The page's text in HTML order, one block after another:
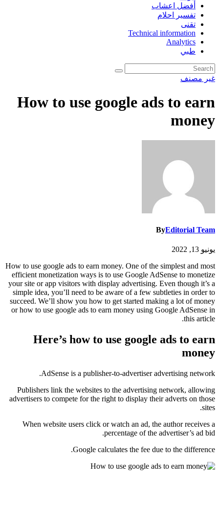
أفضل اعشاب
تفسير احلام
تقنى
Technical information
Analytics
طبي
غير مصنف
How to use google ads to earn
money
ByEditorial Team
يونيو 13, 2022
How to use google ads to earn money. One of the simplest and most
efficient monetization ways is to use Google AdSense to monetize
your site or app visitors with display advertising. Even though it’s a
simple idea, you’ll need to be aware of a few subtleties in order to
succeed. We’ll show you how to get started making a lot of money
or how to use google ads to earn money using Google AdSense in
this article.
Here’s how to use google ads to earn
money
AdSense is a publisher-to-advertiser advertising network.
Publishers link the websites to the advertising network, allowing
advertisers to compete for the right to display their adverts on those
sites.
When website users click or watch an ad, the author receives a
percentage of the advertiser’s ad bid.
Google calculates the fee due to the difference.